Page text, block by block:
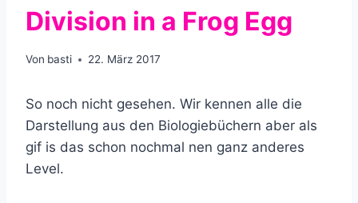
Division in a Frog Egg
Von basti 22. März 2017
So noch nicht gesehen. Wir kennen alle die
Darstellung aus den Biologiebüchern aber als
gif is das schon nochmal nen ganz anderes
Level.